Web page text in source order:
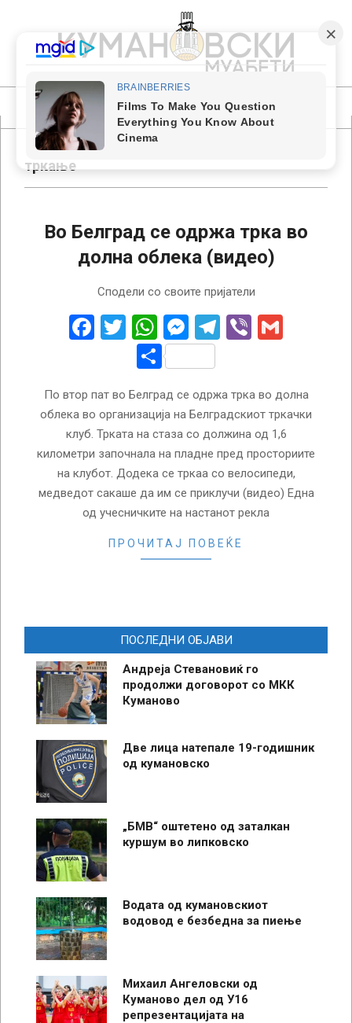
content
КУМАНОВСКИ
МУАБЕТИ
Navigation
Menuтркање
Во Белград се одржа трка во
долна облека (видео)
Сподели со своите пријатели
Facebook
Twitter
WhatsApp
Messenger
Telegram
Viber
Share
По втор пат во Белград се одржа трка во долна
облека во организација на Белградскиот тркачки
клуб. Трката на стаза со должина од 1,6
километри започнала на пладне пред просториите
на клубот. Додека се тркаа со велосипеди,
медведот сакаше да им се приклучи (видео) Една
од учесничките на настанот рекла
ПРОЧИТАЈ ПОВЕЌЕ
ПОСЛЕДНИ ОБЈАВИ
Андреја Стевановиќ го
продолжи договорот со МКК
Куманово
Две лица натепале 19-годишник
од кумановско
„БМВ“ оштетено од заталкан
куршум во липковско
Водата од кумановскиот
водовод е безбедна за пиење
Михаил Ангеловски од
Куманово дел од У16
репрезентацијата на